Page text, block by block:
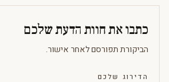
כתבו את חוות הדעת שלכם
הביקורת תפורסם לאחר אישור.
הדירוג שלכם